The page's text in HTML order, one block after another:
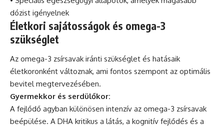
dózist igényelnek
Életkori sajátosságok és omega-3
szükséglet
Az omega-3 zsírsavak iránti szükséglet és hatásaik
életkoronként változnak, ami fontos szempont az optimális
bevitel megtervezésében.
Gyermekkor és serdülőkor:
A fejlődő agyban különösen intenzív az omega-3 zsírsavak
beépülése. A DHA kritikus a látás, a kognitív fejlődés és a